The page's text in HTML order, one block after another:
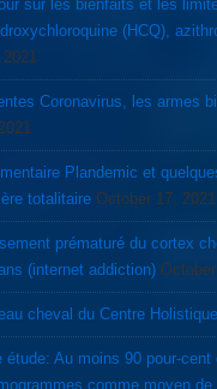
sur les bienfaits et les
(HCQ),
Coronavirus, les armes
Plandemic et
totalitaire October 17, 2021
(internet addiction)
cheval du Centre Holistique
étude: Au moins 90 pour-
comme moyen